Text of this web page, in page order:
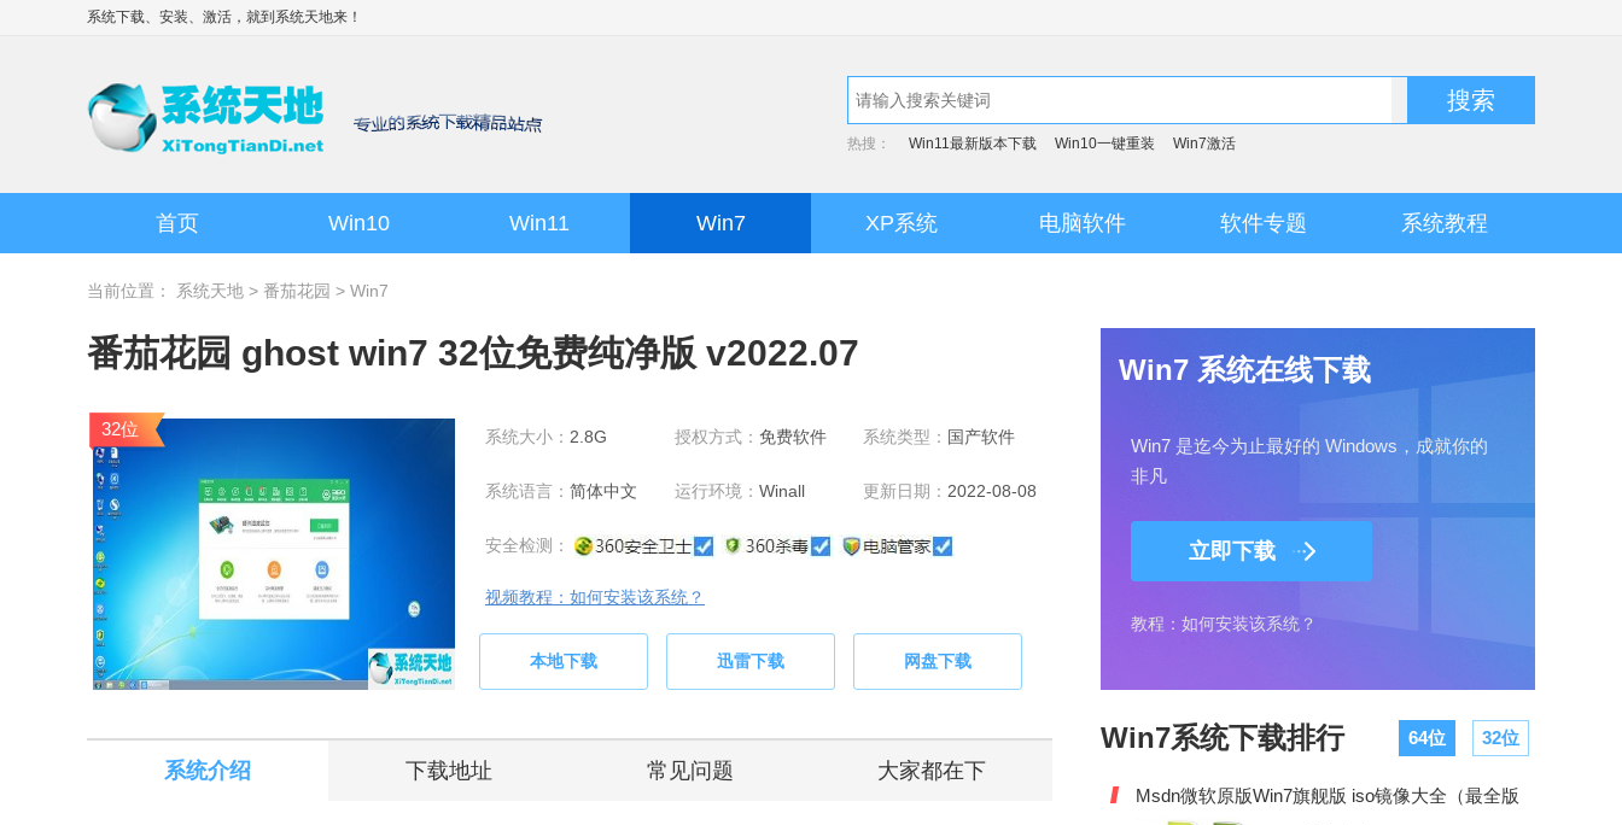
系统下载、安装、激活，就到 系统天地来！
搜索
热搜： Win11最新版本下载 Win10一键重装 Win7激活
首页 Win10 Win11 Win7 XP系统 电脑软件 软件专题 系统教程
当前位置： 系统天地 > 番茄花园 > Win7
番茄花园 ghost win7 32位免费纯净版 v2022.07
32位 系统大小： 2.8G 授权方式： 免费软件 系统类型： 国产软件
系统语言： 简体中文 运行环境： Winall 更新日期： 2022-08-08
安全检测：
视频教程：如何安装该系统？
本地下载 迅雷下载 网盘下载
系统介绍 下载地址 常见问题 大家都在下
Win7 系统在线下载
Win7 是迄今为止最好的 Windows，成就你的
非凡
立即下载
教程：如何安装该系统？
Win7系统下载排行 64位 32位
Msdn微软原版Win7旗舰版 iso镜像大全（最全版